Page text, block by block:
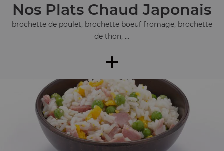
Nos Plats Chaud Japonais
brochette de poulet, brochette boeuf fromage, brochette
de thon, ...
+